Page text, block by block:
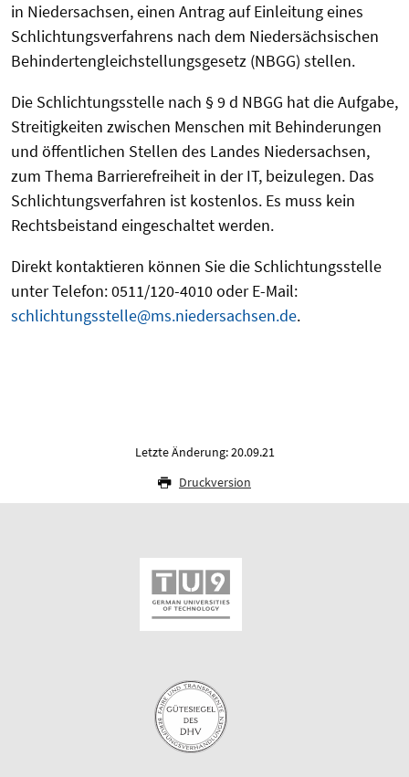
in Niedersachsen, einen Antrag auf Einleitung eines
Schlichtungsverfahrens nach dem Niedersächsischen
Behindertengleichstellungsgesetz (NBGG) stellen.
Die Schlichtungsstelle nach § 9 d NBGG hat die Aufgabe,
Streitigkeiten zwischen Menschen mit Behinderungen
und öffentlichen Stellen des Landes Niedersachsen,
zum Thema Barrierefreiheit in der IT, beizulegen. Das
Schlichtungsverfahren ist kostenlos. Es muss kein
Rechtsbeistand eingeschaltet werden.
Direkt kontaktieren können Sie die Schlichtungsstelle
unter Telefon: 0511/120-4010 oder E-Mail:
schlichtungsstelle@ms.niedersachsen.de.
Letzte Änderung: 20.09.21
Druckversion